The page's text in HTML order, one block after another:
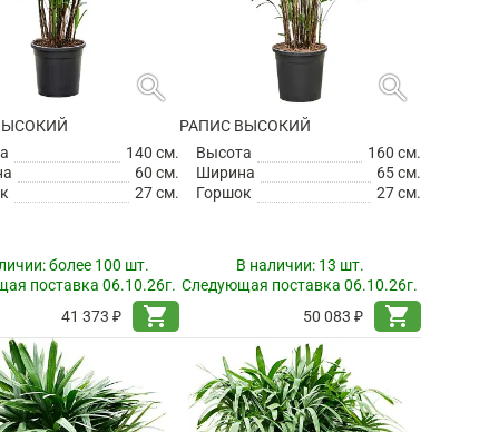
search
140 см.
60 см.
27 см.
более 100 шт.
поставка 06.10.26г.
41 373 ₽
shopping_cart
search
РАПИС ВЫСОКИЙ
Высота
160 см.
Ширина
65 см.
Горшок
27 см.
В наличии: 13 шт.
Следующая поставка 06.10.26г.
50 083 ₽
shopping_cart